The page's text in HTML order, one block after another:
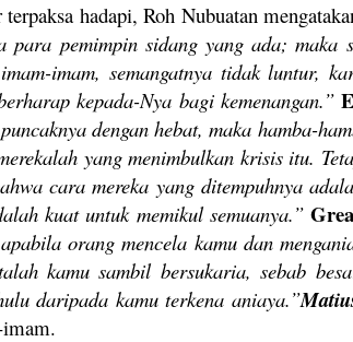
hadapi, Roh Nubuatan
para pemimpin sidang yang ada; maka
imam, semangatnya tidak luntur,
kepada-Nya bagi kemenangan.”
dengan hebat, maka hamba-
yang menimbulkan krisis itu.
cara mereka yang ditempuhnya
kuat untuk memikul semuanya.”
orang mencela kamu dan
kamu sambil bersukaria, sebab
daripada kamu terkena aniaya.”
imam.